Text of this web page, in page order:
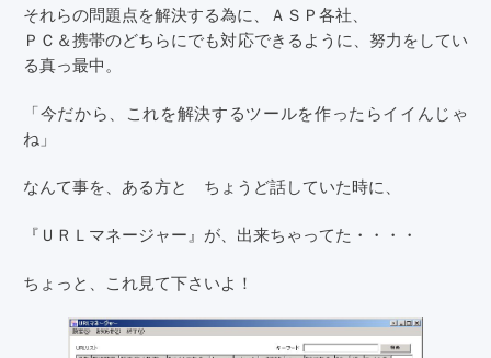
それらの問題点を解決する為に、ＡＳＰ各社、
ＰＣ＆携帯のどちらにでも対応できるように、努力をしてい
る真っ最中。
「今だから、これを解決するツールを作ったらイイんじゃ
ね」
なんて事を、ある方と ちょうど話していた時に、
『ＵＲＬマネージャー』が、出来ちゃってた・・・・
ちょっと、これ見て下さいよ！